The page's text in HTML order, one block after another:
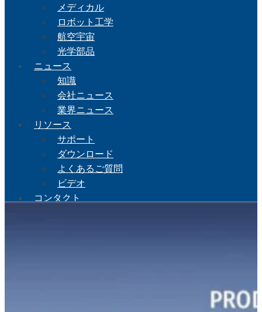
メディカル
ロボット工学
航空宇宙
光学部品
ニュース
知識
会社ニュース
業界ニュース
リソース
サポート
ダウンロード
よくあるご質問
ビデオ
コンタクト